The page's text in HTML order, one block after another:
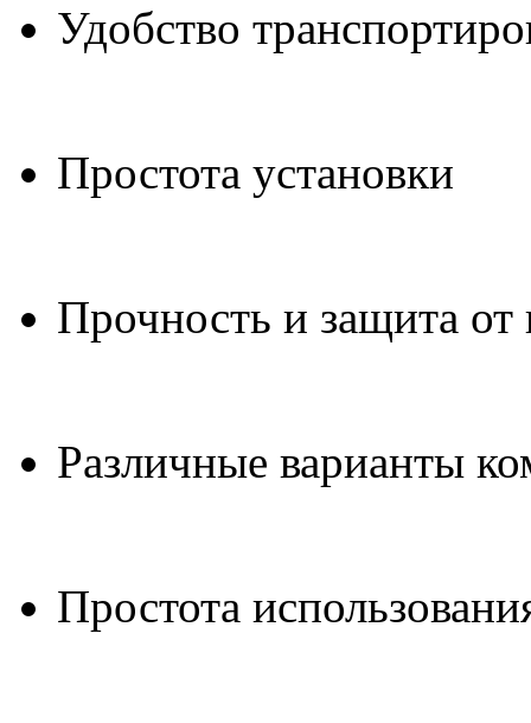
Удобство
Простота установки
Прочность и защита от
Различные варианты
Простота